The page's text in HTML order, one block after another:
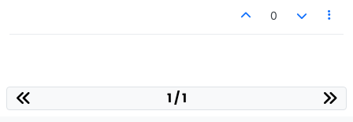
0
1 / 1